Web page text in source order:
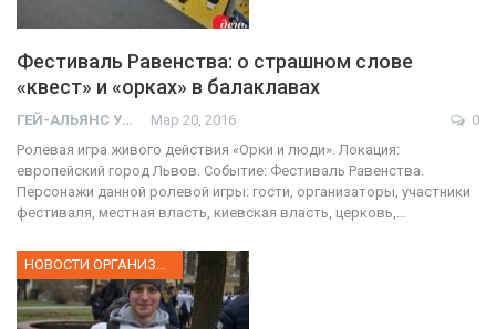
Фестиваль Равенства: о страшном слове
«квест» и «орках» в балаклавах
ГЕЙ-АЛЬЯНС УКРАИНА Мар 20, 2016
0
Ролевая игра живого действия «Орки и люди». Локация:
европейский город Львов. Событие: Фестиваль Равенства.
Персонажи данной ролевой игры: гости, организаторы, участники
фестиваля, местная власть, киевская власть, церковь,…
НОВОСТИ ОРГАНИЗАЦИИ